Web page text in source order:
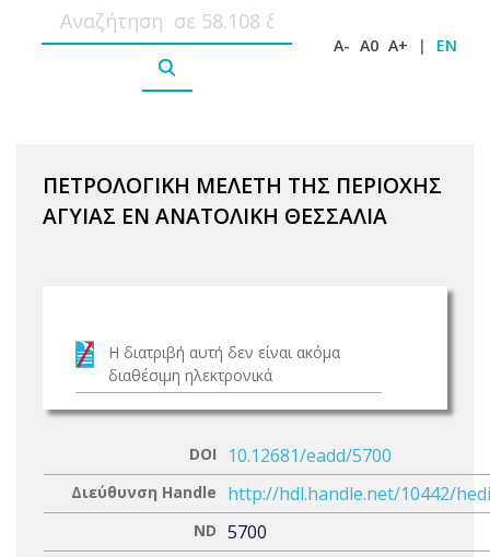
A- A0 A+ | EN
ΠΕΤΡΟΛΟΓΙΚΗ ΜΕΛΕΤΗ ΤΗΣ ΠΕΡΙΟΧΗΣ
ΑΓΥΙΑΣ ΕΝ ΑΝΑΤΟΛΙΚΗ ΘΕΣΣΑΛΙΑ
Η διατριβή αυτή δεν είναι ακόμα
διαθέσιμη ηλεκτρονικά
DOI 10.12681/eadd/5700
Διεύθυνση Handle http://hdl.handle.net/10442/
ND 5700